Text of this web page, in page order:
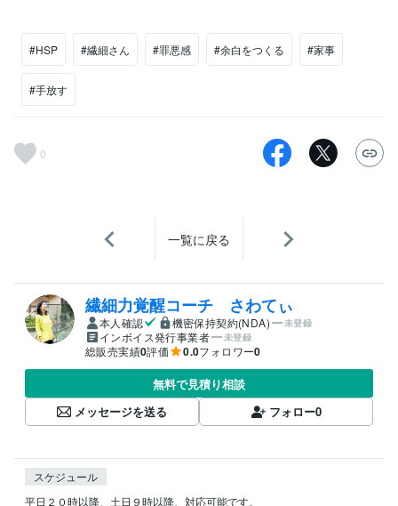
#HSP #繊細さん #罪悪感 #余白をつくる #家事
#手放す
0
一覧に戻る
繊細力覚醒コーチ さわてぃ
本人確認 機密保持契約(NDA) 未登録
インボイス発行事業者 未登録
総販売実績0評価 0.0フォロワー0
無料で見積り相談
メッセージを送る
フォロー0
スケジュール
平日２０時以降、土日９時以降、対応可能です。